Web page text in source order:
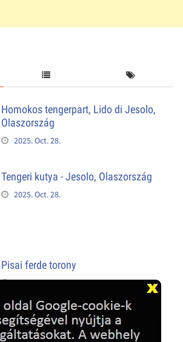
Homokos tengerpart, Lido di Jesolo,
Olaszország
2025. Oct. 28.
Tengeri kutya - Jesolo, Olaszország
2025. Oct. 28.
Pisai ferde torony
2025. Oct. 28.
Szeged